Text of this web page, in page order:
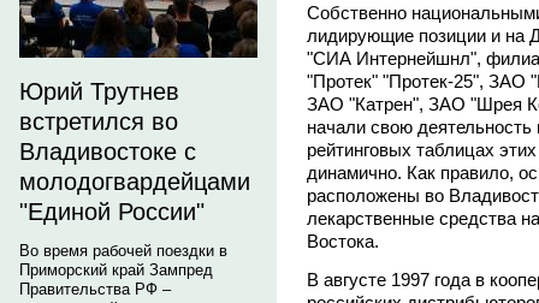
Юрий Трутнев
встретился во
Владивостоке с
молодогвардейцами
"Единой России"
Во время рабочей поездки в
Приморский край Зампред
Правительства РФ –
Собственно
лидирующие позиции и на
"СИА Интернейшнл",
"Протек" "Протек-25",
ЗАО "Катрен", ЗАО "Шрея
начали свою деятельность
рейтинговых таблицах
динамично. Как правило,
расположены во
лекарственные средства
Востока.
В августе 1997 года в